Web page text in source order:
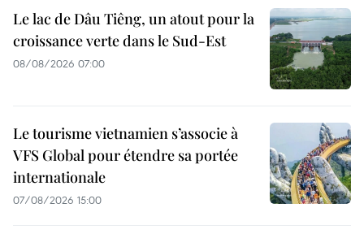
Le lac de Dâu Tiêng, un atout pour la
croissance verte dans le Sud-Est
08/08/2026 07:00
Le tourisme vietnamien s’associe à
VFS Global pour étendre sa portée
internationale
07/08/2026 15:00